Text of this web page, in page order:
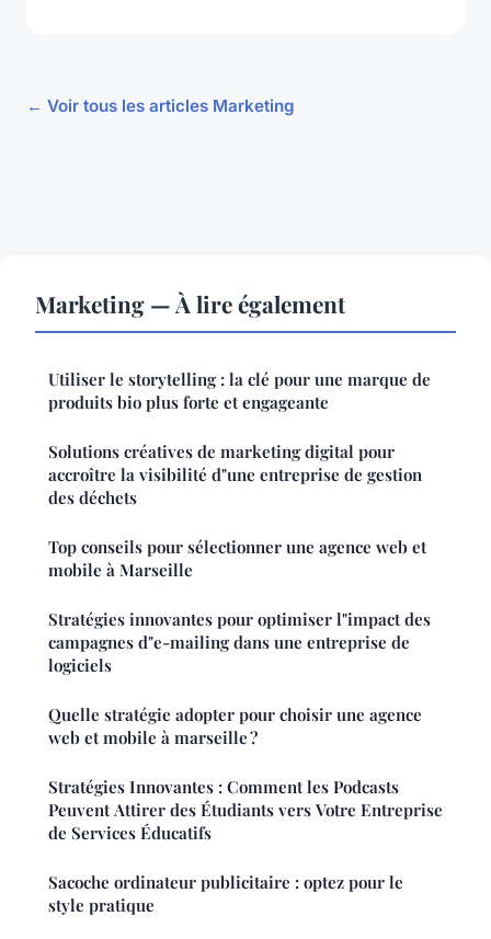
← Voir tous les articles Marketing
Marketing — À lire également
Utiliser le storytelling : la clé pour une marque de
produits bio plus forte et engageante
Solutions créatives de marketing digital pour
accroître la visibilité d"une entreprise de gestion
des déchets
Top conseils pour sélectionner une agence web et
mobile à Marseille
Stratégies innovantes pour optimiser l"impact des
campagnes d"e-mailing dans une entreprise de
logiciels
Quelle stratégie adopter pour choisir une agence
web et mobile à marseille ?
Stratégies Innovantes : Comment les Podcasts
Peuvent Attirer des Étudiants vers Votre Entreprise
de Services Éducatifs
Sacoche ordinateur publicitaire : optez pour le
style pratique